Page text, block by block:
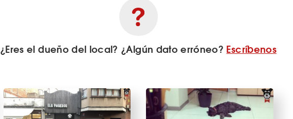
¿Eres el dueño del local? ¿Algún dato erróneo? Escríbenos